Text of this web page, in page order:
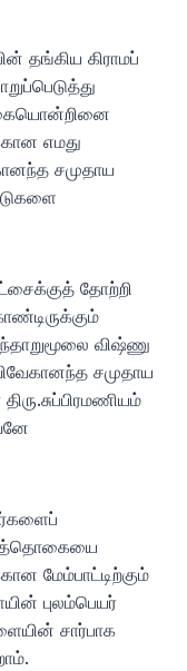
தங்கிய கிராமப்
எமது
சமுதாய
தோற்றி
விஷ்ணு
சமுதாய
மேம்பாட்டிற்கும்
புலம்பெயர்
சார்பாக